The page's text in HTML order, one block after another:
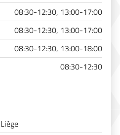
08:30-12:30, 13:00-17:00
08:30-12:30, 13:00-17:00
08:30-12:30, 13:00-18:00
08:30-12:30